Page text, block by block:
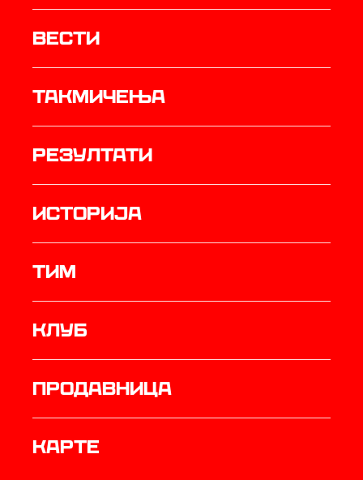
Вести
Такмичења
резултати
историја
ТИМ
Клуб
продавница
Карте